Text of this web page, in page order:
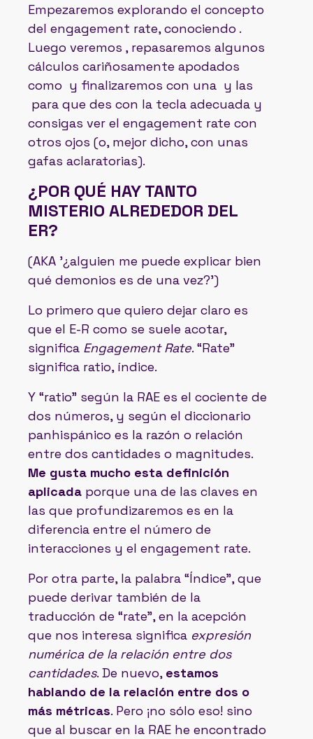
Empezaremos explorando el concepto
del engagement rate, conociendo .
Luego veremos , repasaremos algunos
cálculos cariñosamente apodados
como y finalizaremos con una y las
para que des con la tecla adecuada y
consigas ver el engagement rate con
otros ojos (o, mejor dicho, con unas
gafas aclaratorias).
¿POR QUÉ HAY TANTO
MISTERIO ALREDEDOR DEL
ER?
(AKA '¿alguien me puede explicar bien
qué demonios es de una vez?')
Lo primero que quiero dejar claro es
que el E-R como se suele acotar,
significa Engagement Rate. “Rate”
significa ratio, índice.
Y “ratio” según la RAE es el cociente de
dos números, y según el diccionario
panhispánico es la razón o relación
entre dos cantidades o magnitudes.
Me gusta mucho esta definición
aplicada porque una de las claves en
las que profundizaremos es en la
diferencia entre el número de
interacciones y el engagement rate.
Por otra parte, la palabra “Índice”, que
puede derivar también de la
traducción de “rate”, en la acepción
que nos interesa significa expresión
numérica de la relación entre dos
cantidades. De nuevo, estamos
hablando de la relación entre dos o
más métricas. Pero ¡no sólo eso! sino
que al buscar en la RAE he encontrado